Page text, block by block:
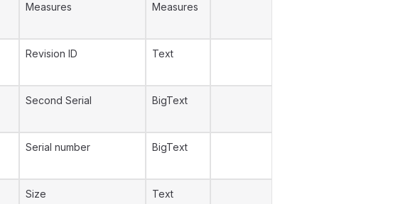
Measures Measures
Revision ID Text
Second Serial BigText
Serial number BigText
Size Text